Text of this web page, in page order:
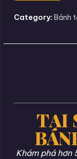
Category: Bánh
TẠI
Khám phá hơn